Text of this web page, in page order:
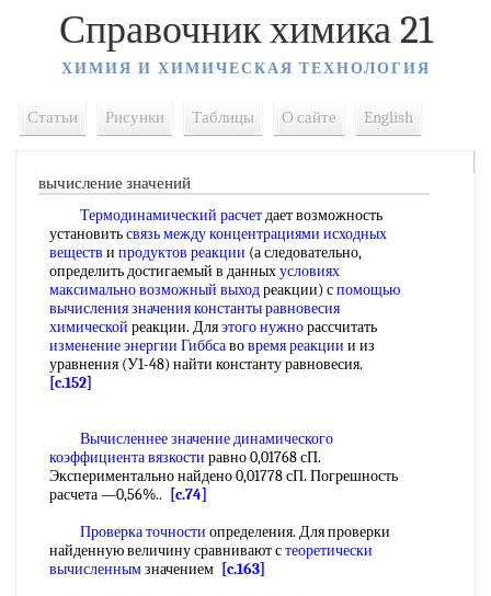
Справочник химика 21
ХИМИЯ И ХИМИЧЕСКАЯ ТЕХНОЛОГИЯ
Статьи Рисунки Таблицы О сайте English
вычисление значений
Термодинамический расчетдает возможность
установитьсвязь между концентрациями исходных
веществ и продуктов реакции (а следовательно,
определить достигаемый в данныхусловиях
максимальновозможный выходреакции) спомощью
вычислениязначения константы равновесия
химической реакции. Дляэтого нужнорассчитать
изменение энергии Гиббсавовремя реакции и из
уравнения (У1-48) найти константу равновесия.
[c.152]
Вычисленнее значениединамического
коэффициента вязкости равно 0,01768 сП.
Экспериментально найдено 0,01778 сП. Погрешность
расчета —0,56%..
[c.74]
Проверка точности определения. Для проверки
найденную величину сравнивают стеоретически
вычисленнымзначением [c.163]